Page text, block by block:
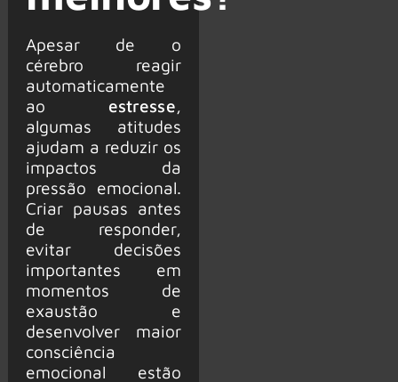
Apesar de o
cérebro reagir
automaticamente
ao estresse,
algumas atitudes
ajudam a reduzir os
impactos da
pressão emocional.
Criar pausas antes
de responder,
evitar decisões
importantes em
momentos de
exaustão e
desenvolver maior
consciência
emocional estão